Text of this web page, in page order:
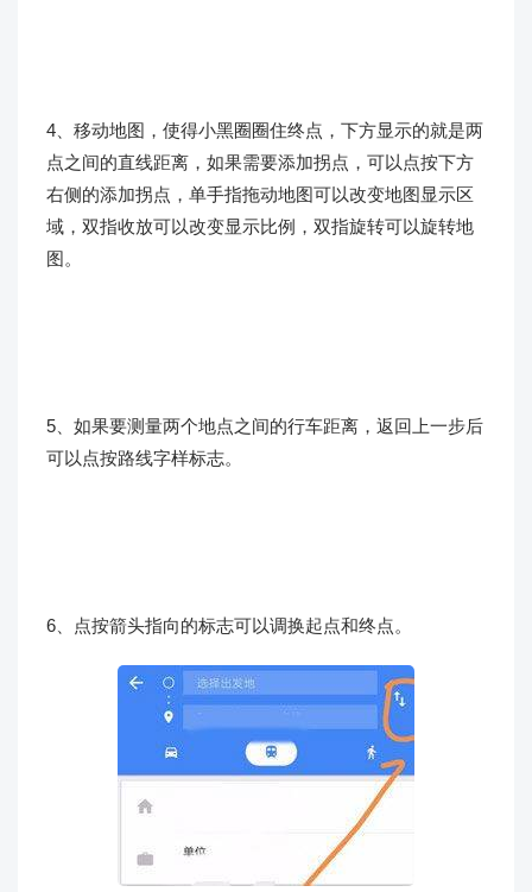
4、移动地图，使得小黑圈圈住终点，下方显示的就是两
点之间的直线距离，如果需要添加拐点，可以点按下方
右侧的添加拐点，单手指拖动地图可以改变地图显示区
域，双指收放可以改变显示比例，双指旋转可以旋转地
图。
5、如果要测量两个地点之间的行车距离，返回上一步后
可以点按路线字样标志。
6、点按箭头指向的标志可以调换起点和终点。